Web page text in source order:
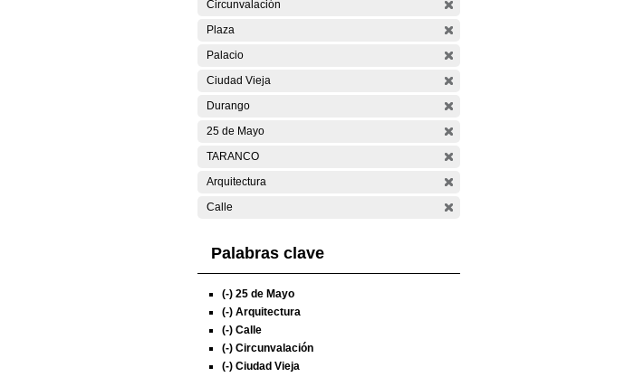
Circunvalación
Plaza
Palacio
Ciudad Vieja
Durango
25 de Mayo
TARANCO
Arquitectura
Calle
Palabras clave
(-) 25 de Mayo
(-) Arquitectura
(-) Calle
(-) Circunvalación
(-) Ciudad Vieja